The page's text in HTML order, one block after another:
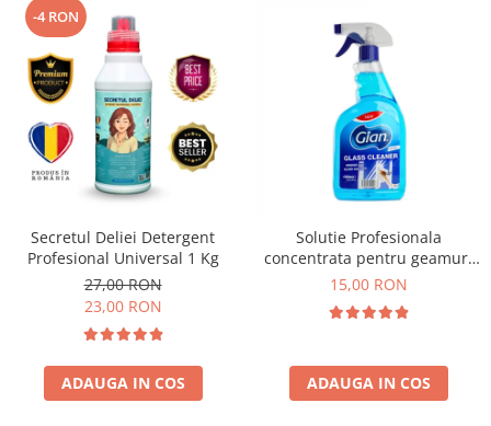
-4 RON
Secretul Deliei Detergent
Profesional Universal 1 Kg
27,00 RON
23,00 RON
ADAUGA IN COS
Solutie Profesionala
concentrata pentru geamuri
Gian 1000 ml
15,00 RON
ADAUGA IN COS